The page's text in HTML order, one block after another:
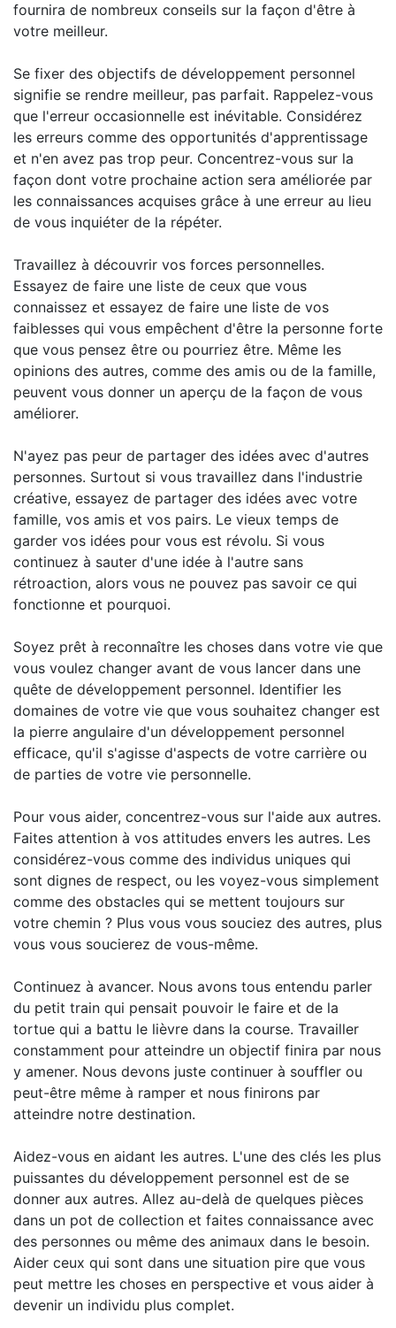
fournira de nombreux conseils sur la façon d'être à
votre meilleur.
Se fixer des objectifs de développement personnel
signifie se rendre meilleur, pas parfait. Rappelez-vous
que l'erreur occasionnelle est inévitable. Considérez
les erreurs comme des opportunités d'apprentissage
et n'en avez pas trop peur. Concentrez-vous sur la
façon dont votre prochaine action sera améliorée par
les connaissances acquises grâce à une erreur au lieu
de vous inquiéter de la répéter.
Travaillez à découvrir vos forces personnelles.
Essayez de faire une liste de ceux que vous
connaissez et essayez de faire une liste de vos
faiblesses qui vous empêchent d'être la personne forte
que vous pensez être ou pourriez être. Même les
opinions des autres, comme des amis ou de la famille,
peuvent vous donner un aperçu de la façon de vous
améliorer.
N'ayez pas peur de partager des idées avec d'autres
personnes. Surtout si vous travaillez dans l'industrie
créative, essayez de partager des idées avec votre
famille, vos amis et vos pairs. Le vieux temps de
garder vos idées pour vous est révolu. Si vous
continuez à sauter d'une idée à l'autre sans
rétroaction, alors vous ne pouvez pas savoir ce qui
fonctionne et pourquoi.
Soyez prêt à reconnaître les choses dans votre vie que
vous voulez changer avant de vous lancer dans une
quête de développement personnel. Identifier les
domaines de votre vie que vous souhaitez changer est
la pierre angulaire d'un développement personnel
efficace, qu'il s'agisse d'aspects de votre carrière ou
de parties de votre vie personnelle.
Pour vous aider, concentrez-vous sur l'aide aux autres.
Faites attention à vos attitudes envers les autres. Les
considérez-vous comme des individus uniques qui
sont dignes de respect, ou les voyez-vous simplement
comme des obstacles qui se mettent toujours sur
votre chemin ? Plus vous vous souciez des autres, plus
vous vous soucierez de vous-même.
Continuez à avancer. Nous avons tous entendu parler
du petit train qui pensait pouvoir le faire et de la
tortue qui a battu le lièvre dans la course. Travailler
constamment pour atteindre un objectif finira par nous
y amener. Nous devons juste continuer à souffler ou
peut-être même à ramper et nous finirons par
atteindre notre destination.
Aidez-vous en aidant les autres. L'une des clés les plus
puissantes du développement personnel est de se
donner aux autres. Allez au-delà de quelques pièces
dans un pot de collection et faites connaissance avec
des personnes ou même des animaux dans le besoin.
Aider ceux qui sont dans une situation pire que vous
peut mettre les choses en perspective et vous aider à
devenir un individu plus complet.